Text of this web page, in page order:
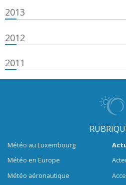
2013
2012
2011
Météo au Luxembourg
Météo en Europe
Météo aéronautique